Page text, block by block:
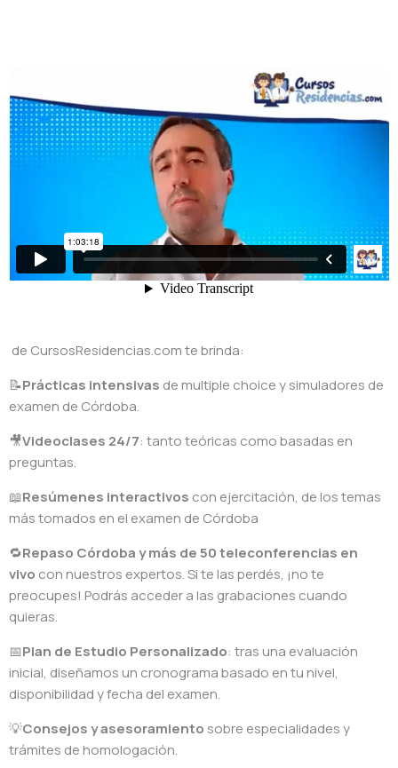
de CursosResidencias.com te brinda:
📝Prácticas intensivas de multiple choice y simuladores de
examen de Córdoba.
🎥Videoclases 24/7: tanto teóricas como basadas en
preguntas.
📖Resúmenes interactivos con ejercitación, de los temas
más tomados en el examen de Córdoba
🔁Repaso Córdobay más de 50 teleconferencias en
vivo con nuestros expertos. Si te las perdés, ¡no te
preocupes! Podrás acceder a las grabaciones cuando
quieras.
📅Plan de Estudio Personalizado: tras una evaluación
inicial, diseñamos un cronograma basado en tu nivel,
disponibilidad y fecha del examen.
💡Consejos y asesoramiento sobre especialidades y
trámites de homologación.